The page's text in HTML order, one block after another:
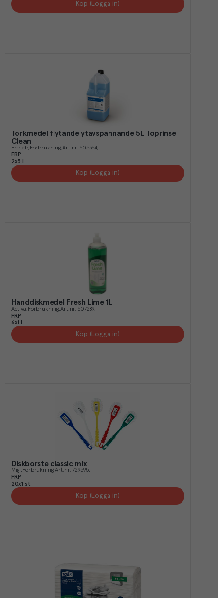
Köp (Logga in)
Torkmedel flytande ytavspännande 5L Toprinse
Clean
Ecolab Förbrukning Art.nr. 605564
FRP
2x5 l
Köp (Logga in)
Handdiskmedel Fresh Lime 1L
Activa Förbrukning Art.nr. 607289
FRP
6x1 l
Köp (Logga in)
Diskborste classic mix
Migi Förbrukning Art.nr. 729595
FRP
20x1 st
Köp (Logga in)